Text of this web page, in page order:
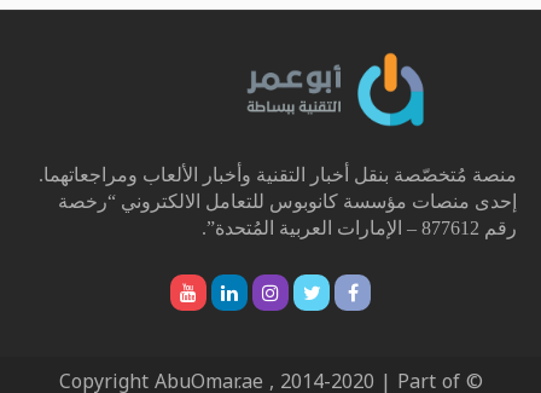
منصة مُتخصّصة بنقل أخبار التقنية وأخبار الألعاب ومراجعاتهما.
إحدى منصات مؤسسة كانوبوس للتعامل الالكتروني “رخصة
رقم 877612 – الإمارات العربية المُتحدة”.
© Copyright AbuOmar.ae , 2014-2020 | Part of